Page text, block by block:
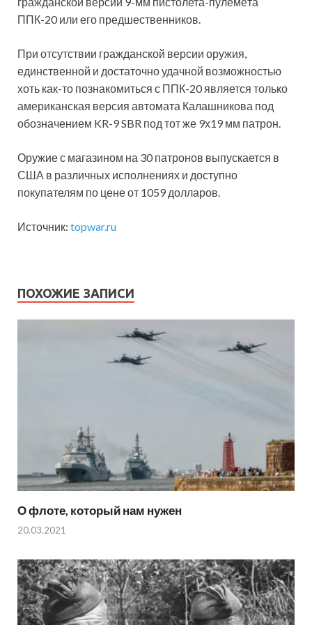
ППК-20 или его предшественников.
При отсутствии гражданской версии оружия,
единственной и достаточно удачной возможностью
хоть как-то познакомиться с ППК-20 является только
американская версия автомата Калашникова под
обозначением KR-9 SBR под тот же 9х19 мм патрон.
Оружие с магазином на 30 патронов выпускается в
США в различных исполнениях и доступно
покупателям по цене от 1059 долларов.
Источник: topwar.ru
ПОХОЖИЕ ЗАПИСИ
О флоте, который нам нужен
20.03.2021